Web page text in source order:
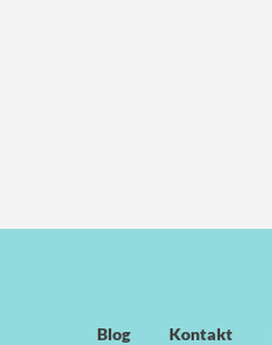
Blog Kontakt